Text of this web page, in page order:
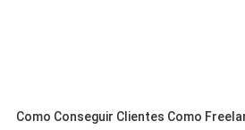
Como Conseguir Clientes Como